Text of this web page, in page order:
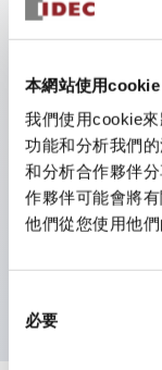
本網站使用cookie
我們使用cookie
功能和分析我們
和分析合作夥伴
作夥伴可能會將
他們從您使用他
必要
主要特點
照明顏色有5種
（A）、乳白（
豐富的尺寸，豐
也有內建電流限
防護結構有